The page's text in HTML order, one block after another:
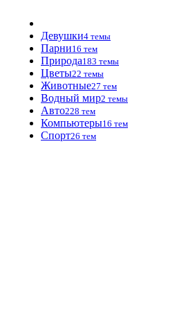
Девушки4 темы
Парни16 тем
Природа183 темы
Цветы22 темы
Животные27 тем
Водный мир2 темы
Авто228 тем
Компьютеры16 тем
Спорт26 тем